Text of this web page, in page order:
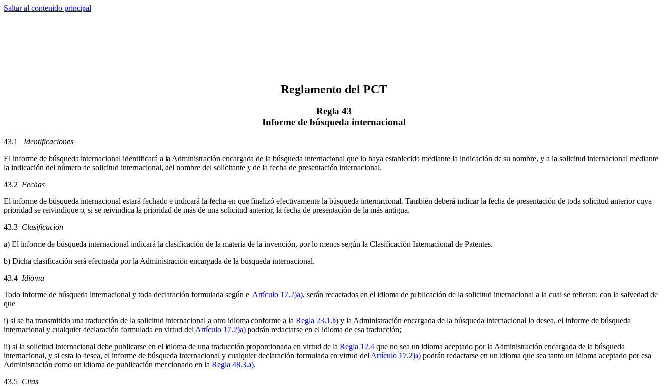
Saltar al contenido principal
Reglamento del PCT
Regla 43
Informe de búsqueda internacional
43.1 Identificaciones
El informe de búsqueda internacional identificará a la Administración encargada de la búsqueda internacional que lo haya establecido mediante la indicación de su nombre, y a la solicitud internacional mediante
la indicación del número de solicitud internacional, del nombre del solicitante y de la fecha de presentación internacional.
43.2 Fechas
El informe de búsqueda internacional estará fechado e indicará la fecha en que finalizó efectivamente la búsqueda internacional. También deberá indicar la fecha de presentación de toda solicitud anterior cuya
prioridad se reivindique o, si se reivindica la prioridad de más de una solicitud anterior, la fecha de presentación de la más antigua.
43.3 Clasificación
a) El informe de búsqueda internacional indicará la clasificación de la materia de la invención, por lo menos según la Clasificación Internacional de Patentes.
b) Dicha clasificación será efectuada por la Administración encargada de la búsqueda internacional.
43.4 Idioma
Todo informe de búsqueda internacional y toda declaración formulada según el Artículo 17.2)a), serán redactados en el idioma de publicación de la solicitud internacional a la cual se refieran; con la salvedad de
que
i) si se ha transmitido una traducción de la solicitud internacional a otro idioma conforme a la Regla 23.1.b) y la Administración encargada de la búsqueda internacional lo desea, el informe de búsqueda
internacional y cualquier declaración formulada en virtud del Artículo 17.2)a) podrán redactarse en el idioma de esa traducción;
ii) si la solicitud internacional debe publicarse en el idioma de una traducción proporcionada en virtud de la Regla 12.4 que no sea un idioma aceptado por la Administración encargada de la búsqueda
internacional, y si esta lo desea, el informe de búsqueda internacional y cualquier declaración formulada en virtud del Artículo 17.2)a) podrán redactarse en un idioma que sea tanto un idioma aceptado por esa
Administración como un idioma de publicación mencionado en la Regla 48.3.a).
43.5 Citas